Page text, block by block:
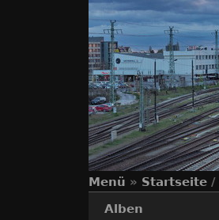
Menü » Startseite /
Alben